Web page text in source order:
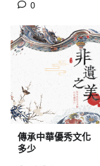
0
傳承中華優秀文化
多少